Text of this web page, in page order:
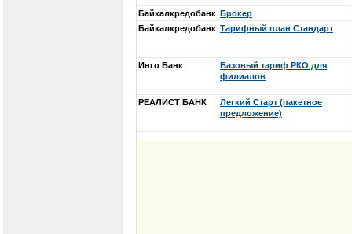
Байкалкредобанк Брокер
Байкалкредобанк Тарифный план Стандарт
Инго Банк
Базовый тариф РКО для
филиалов
РЕАЛИСТ БАНК
Легкий Старт (пакетное
предложение)